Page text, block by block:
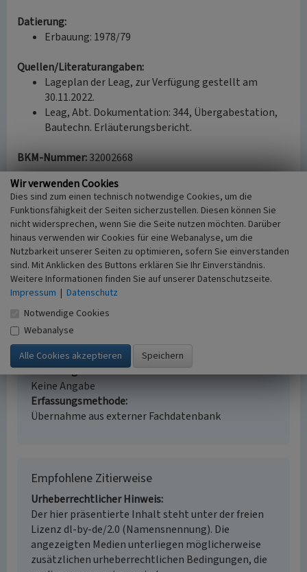
Datierung:
Erbauung: 1978/79
Quellen/Literaturangaben:
Lageplan der Leag, zur Verfügung gestellt am
30.11.2022.
Leag, Abt. Dokumentation: 344, Übergabestation,
Bautechn. Erläuterungsbericht.
BKM-Nummer:32002668
(Erfassungsprojekt Lausitz, BLDAM 2023)
Übergabestationen Kraftwerk Jänschwalde
Schlagwörter
Kohlekraftwerk
Ort
Neuendorf
Alternativer Ortsname
Nowa Wjas
Fachsicht(en)
Denkmalpflege
Erfassungsmaßstab
Keine Angabe
Erfassungsmethode
Übernahme aus externer Fachdatenbank
Empfohlene Zitierweise
Urheberrechtlicher Hinweis
Der hier präsentierte Inhalt steht unter der freien
Lizenz dl-by-de/2.0 (Namensnennung). Die
angezeigten Medien unterliegen möglicherweise
zusätzlichen urheberrechtlichen Bedingungen, die
Wir verwenden Cookies
Dies sind zum einen technisch notwendige Cookies, um die
Funktionsfähigkeit der Seiten sicherzustellen. Diesen können Sie
nicht widersprechen, wenn Sie die Seite nutzen möchten. Darüber
hinaus verwenden wir Cookies für eine Webanalyse, um die
Nutzbarkeit unserer Seiten zu optimieren, sofern Sie einverstanden
sind. Mit Anklicken des Buttons erklären Sie Ihr Einverständnis.
Weitere Informationen finden Sie auf unserer Datenschutzseite.
Impressum | Datenschutz
Notwendige Cookies
Webanalyse